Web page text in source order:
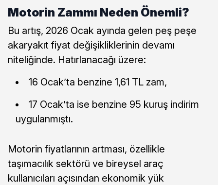
Motorin Zammı Neden Önemli?
Bu artış, 2026 Ocak ayında gelen peş peşe
akaryakıt fiyat değişikliklerinin devamı
niteliğinde. Hatırlanacağı üzere:
16 Ocak’ta benzine 1,61 TL zam,
17 Ocak’ta ise benzine 95 kuruş indirim
uygulanmıştı.
Motorin fiyatlarının artması, özellikle
taşımacılık sektörü ve bireysel araç
kullanıcıları açısından ekonomik yük